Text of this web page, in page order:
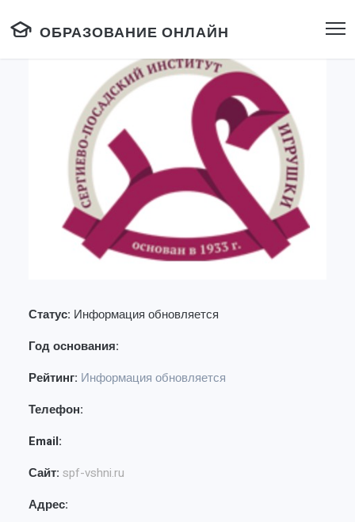
ОБРАЗОВАНИЕ ОНЛАЙН
Статус: Информация обновляется
Год основания:
Рейтинг: Информация обновляется
Телефон:
Email:
Сайт: spf-vshni.ru
Адрес: